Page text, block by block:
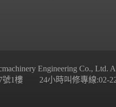
Engineering Co., Ltd.
號1樓 24小時叫修專線:02-